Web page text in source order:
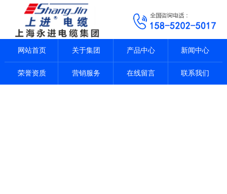
网站首页 关于集团 产品中心 新闻中心
荣誉资质 营销服务 在线留言 联系我们